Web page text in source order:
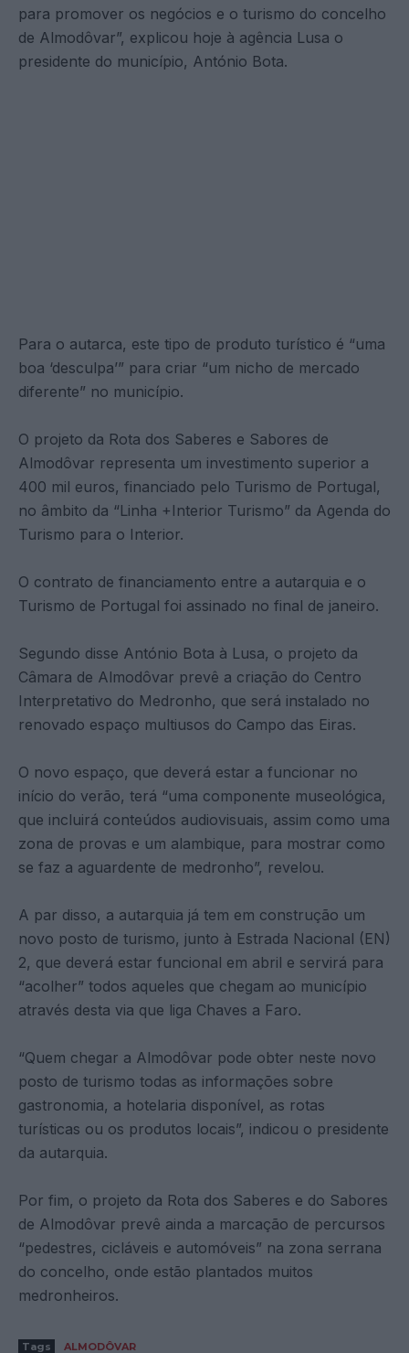
para promover os negócios e o turismo do concelho
de Almodôvar”, explicou hoje à agência Lusa o
presidente do município, António Bota.
Para o autarca, este tipo de produto turístico é “uma
boa ‘desculpa’” para criar “um nicho de mercado
diferente” no município.
O projeto da Rota dos Saberes e Sabores de
Almodôvar representa um investimento superior a
400 mil euros, financiado pelo Turismo de Portugal,
no âmbito da “Linha +Interior Turismo” da Agenda do
Turismo para o Interior.
O contrato de financiamento entre a autarquia e o
Turismo de Portugal foi assinado no final de janeiro.
Segundo disse António Bota à Lusa, o projeto da
Câmara de Almodôvar prevê a criação do Centro
Interpretativo do Medronho, que será instalado no
renovado espaço multiusos do Campo das Eiras.
O novo espaço, que deverá estar a funcionar no
início do verão, terá “uma componente museológica,
que incluirá conteúdos audiovisuais, assim como uma
zona de provas e um alambique, para mostrar como
se faz a aguardente de medronho”, revelou.
A par disso, a autarquia já tem em construção um
novo posto de turismo, junto à Estrada Nacional (EN)
2, que deverá estar funcional em abril e servirá para
“acolher” todos aqueles que chegam ao município
através desta via que liga Chaves a Faro.
“Quem chegar a Almodôvar pode obter neste novo
posto de turismo todas as informações sobre
gastronomia, a hotelaria disponível, as rotas
turísticas ou os produtos locais”, indicou o presidente
da autarquia.
Por fim, o projeto da Rota dos Saberes e do Sabores
de Almodôvar prevê ainda a marcação de percursos
“pedestres, cicláveis e automóveis” na zona serrana
do concelho, onde estão plantados muitos
medronheiros.
Tags ALMODÔVAR